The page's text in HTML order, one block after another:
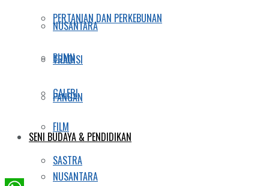
NUSANTARA
TRADISI
GALERI
FILM
SASTRA
PERTANIAN DAN PERKEBUNAN
BUMN
PANGAN
SENI BUDAYA & PENDIDIKAN
NUSANTARA